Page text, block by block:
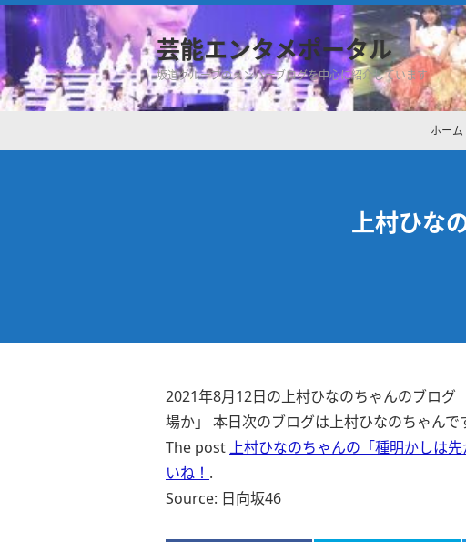
芸能エンタメポータル
坂道グループのメンバーブログを中心に紹介しています
ホーム
上村ひな
2021年8月12日の上村ひなのちゃんのブロ
場か」 本日次のブログは上村ひなのちゃ
The post 上村ひなのちゃんの「種明かしは先
いね！ .
Source: 日向坂46